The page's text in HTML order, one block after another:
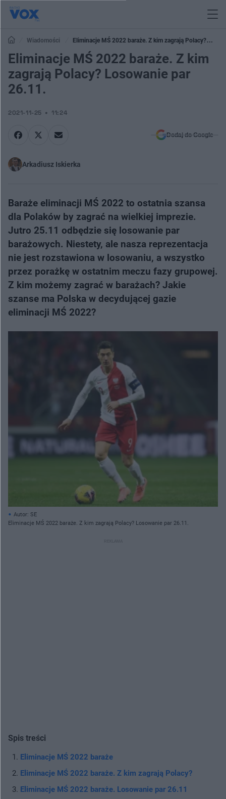
Wiadomości
Eliminacje MŚ 2022 baraże. Z kim zagrają Polacy?
Losowanie par 26.11.
Eliminacje MŚ 2022 baraże. Z kim
zagrają Polacy? Losowanie par
26.11.
2021-11-25 11:24
Dodaj do Google
Arkadiusz Iskierka
Baraże eliminacji MŚ 2022 to ostatnia szansa
dla Polaków by zagrać na wielkiej imprezie.
Jutro 25.11 odbędzie się losowanie par
barażowych. Niestety, ale nasza reprezentacja
nie jest rozstawiona w losowaniu, a wszystko
przez porażkę w ostatnim meczu fazy grupowej.
Z kim możemy zagrać w barażach? Jakie
szanse ma Polska w decydującej gazie
eliminacji MŚ 2022?
Autor: SE
Eliminacje MŚ 2022 baraże. Z kim zagrają Polacy? Losowanie par 26.11.
Spis treści
Eliminacje MŚ 2022 baraże
Eliminacje MŚ 2022 baraże. Z kim zagrają Polacy?
Eliminacje MŚ 2022 baraże. Losowanie par 26.11